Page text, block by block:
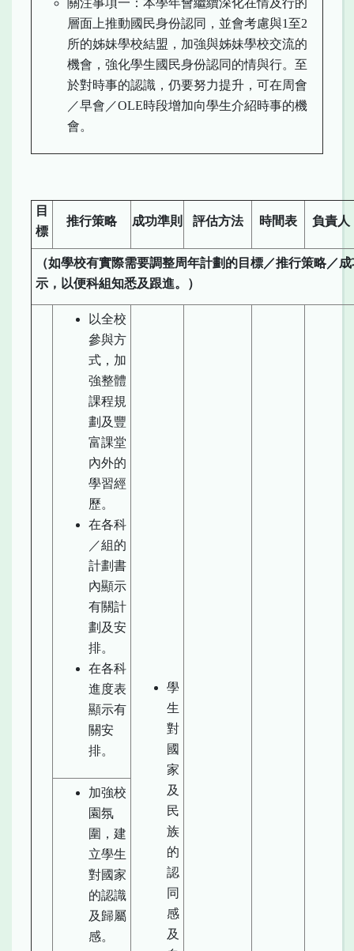
關注事項一：本學年會繼續深化在情及行的
層面上推動國民身份認同，並會考慮與1至2
所的姊妹學校結盟，加強與姊妹學校交流的
機會，強化學生國民身份認同的情與行。至
於對時事的認識，仍要努力提升，可在周會
／早會／OLE時段增加向學生介紹時事的機
會。
目
標
推行策略 成功準則 評估方法 時間表 負責人
（如學校有實際需要調整周年計劃的目標／推行策略／
示，以便科組知悉及跟進。）
以全校
參與方
式，加
強整體
課程規
劃及豐
富課堂
內外的
學習經
歷。
在各科
／組的
計劃書
內顯示
有關計
劃及安
排。
在各科
進度表
顯示有
關安
排。
學
生
對
國
家
及
民
族
的
認
同
感
及
加強校
園氛
圍，建
立學生
對國家
的認識
及歸屬
感。